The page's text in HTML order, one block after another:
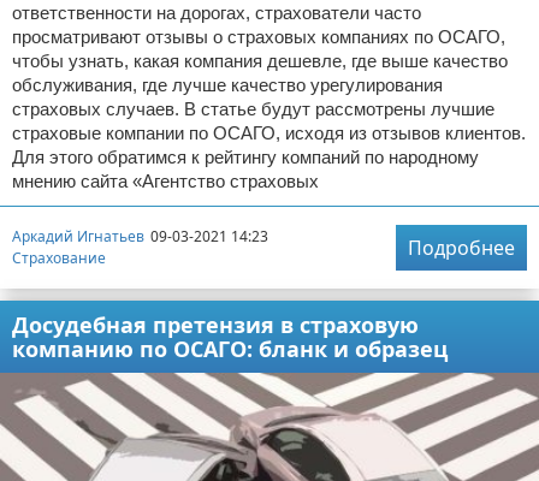
ответственности на дорогах, страхователи часто
просматривают отзывы о страховых компаниях по ОСАГО,
чтобы узнать, какая компания дешевле, где выше качество
обслуживания, где лучше качество урегулирования
страховых случаев. В статье будут рассмотрены лучшие
страховые компании по ОСАГО, исходя из отзывов клиентов.
Для этого обратимся к рейтингу компаний по народному
мнению сайта «Агентство страховых
Аркадий Игнатьев 09-03-2021 14:23
Страхование
Подробнее
Досудебная претензия в страховую
компанию по ОСАГО: бланк и образец